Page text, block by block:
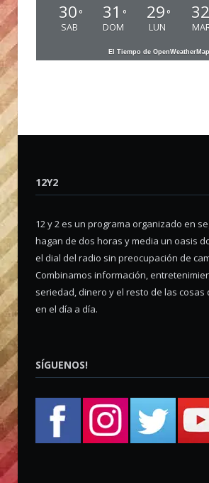
30 °
SAB
31 °
DOM
29 °
LUN
32
El Tiempo de OpenWeatherMap
12Y2
12 y 2 es un programa organizado en
hagan de dos horas y media un oasis
el dial del radio sin preocupación de
Combinamos información,
seriedad, dinero y el resto de las cosas
en el día a día.
SÍGUENOS!